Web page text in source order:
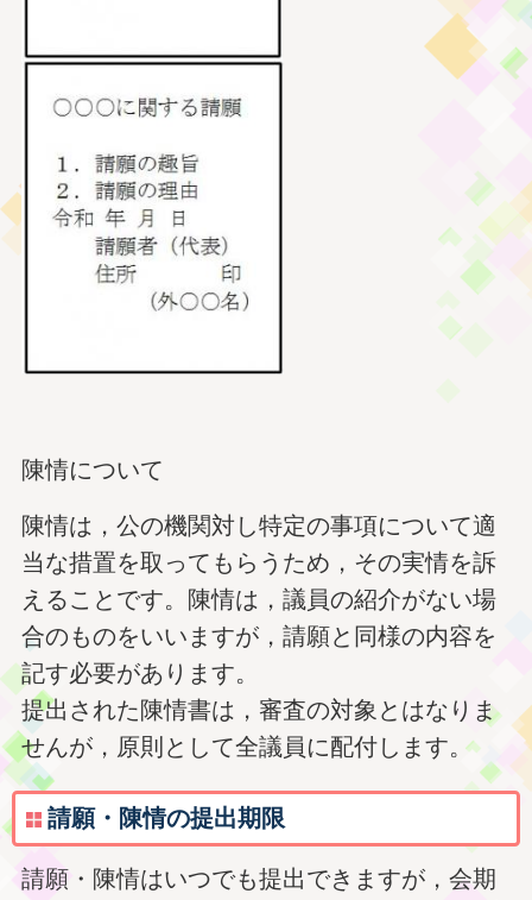
陳情について
陳情は，公の機関対し特定の事項について適
当な措置を取ってもらうため，その実情を訴
えることです。陳情は，議員の紹介がない場
合のものをいいますが，請願と同様の内容を
記す必要があります。
提出された陳情書は，審査の対象とはなりま
せんが，原則として全議員に配付します。
請願・陳情の提出期限
請願・陳情はいつでも提出できますが，会期